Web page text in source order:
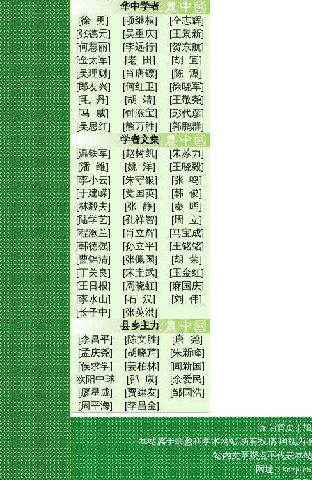
华中学者
[徐 勇]
[项继权]
[仝志辉]
[张德元]
[吴重庆]
[王景新]
[何慧丽]
[李远行]
[贺东航]
[金太军]
[老 田]
[胡 宜]
[吴理财]
[肖唐镖]
[陈 潭]
[郎友兴]
[何红卫]
[徐晓军]
[毛 丹]
[胡 靖]
[王敬尧]
[马 威]
[钟涨宝]
[彭代彦]
[吴思红]
[熊万胜]
[郭鹏群]
学者文集
[温铁军]
[赵树凯]
[朱苏力]
[潘 维]
[姚 洋]
[王晓毅]
[李小云]
[朱守银]
[张 鸣]
[于建嵘]
[党国英]
[韩 俊]
[林毅夫]
[张 静]
[秦 晖]
[陆学艺]
[孔祥智]
[周 立]
[程漱兰]
[肖立辉]
[马宝成]
[韩德强]
[孙立平]
[王铭铭]
[曹锦清]
[张佩国]
[胡 荣]
[丁关良]
[宋圭武]
[王金红]
[王日根]
[周晓虹]
[麻国庆]
[李水山]
[石 汉]
[刘 伟]
[长子中]
[张英洪]
县乡主力
[李昌平]
[陈文胜]
[唐 尧]
[孟庆尧]
[胡晓芹]
[朱新峰]
[侯求学]
[姜柏林]
[闻新国]
欧阳中球
[邵 康]
[余爱民]
[廖星成]
[贾建友]
[邹国浩]
[周平海]
[李昌金]
设为首页|
本站属于非盈利学术网站 所有投稿 均视为
站内文章观点不代表本
网址：